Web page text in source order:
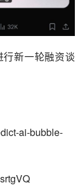
新一轮融资谈
ai-bubble-